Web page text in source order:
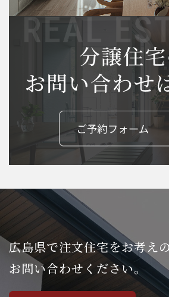
広島県で注文住宅をお考え
お問い合わせください。